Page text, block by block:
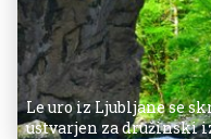
Le uro iz Ljubljane se
ustvarjen za družinski